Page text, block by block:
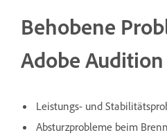
Behobene
Adobe
Leistungs- und
Absturzprobleme beim